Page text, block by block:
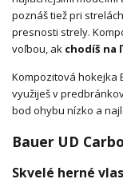
poznáš tiež pri
presnosti strely.
voľbou, ak chodíš na
Kompozitová hokejka
využiješ v
bod ohybu nízko a
Bauer UD
Skvelé herné